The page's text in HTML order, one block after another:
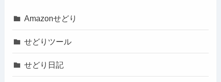
Amazonせどり
せどりツール
せどり日記